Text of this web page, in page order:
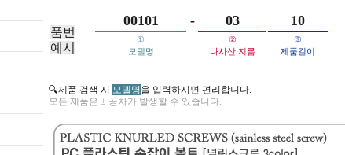
품번
예시
00101 - 03 10
①
모델명
②
나사산 지름
③
제품길이
🔍제품 검색 시 모델명을 입력하시면 편리합니다.
모든 제품은 ± 공차가 발생할 수 있습니다.